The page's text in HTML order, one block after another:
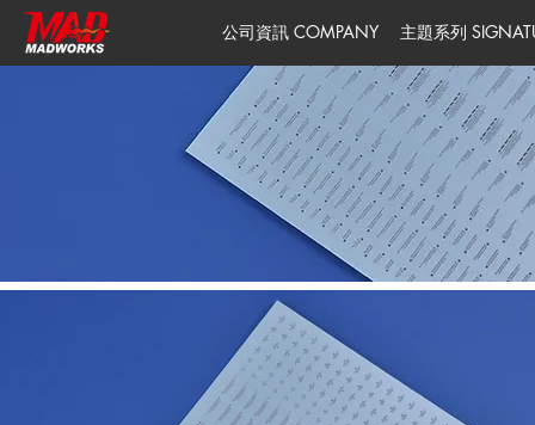
公司資訊 COMPANY 主題系列